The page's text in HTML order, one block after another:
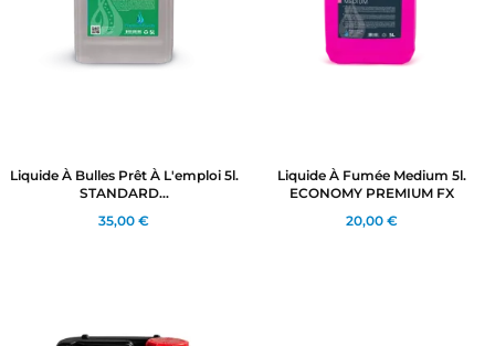
Liquide À Bulles Prêt À L'emploi 5l.
STANDARD...
35,00 €
Liquide À Fumée Medium 5l.
ECONOMY PREMIUM FX
20,00 €